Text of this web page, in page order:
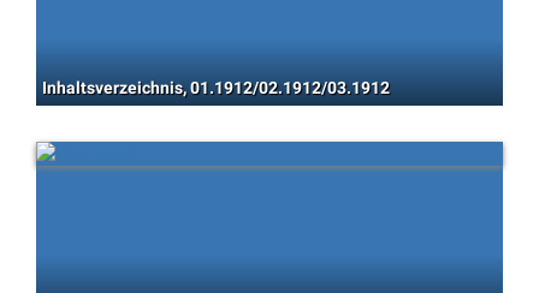
Inhaltsverzeichnis, 01.1912/02.1912/03.1912